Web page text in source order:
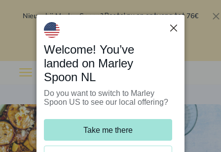
Nieuw bij Marley Spoon?Bestel nu en ontvang tot 76€
Welcome! You’ve
landed on Marley
Spoon NL
Do you want to switch to Marley
Spoon US to see our local offering?
Take me there